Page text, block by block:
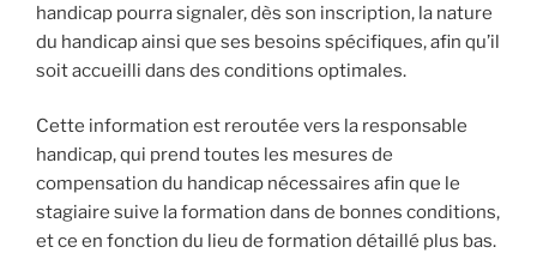
handicap pourra signaler, dès son inscription, la nature
du handicap ainsi que ses besoins spécifiques, afin qu’il
soit accueilli dans des conditions optimales.
Cette information est reroutée vers la responsable
handicap, qui prend toutes les mesures de
compensation du handicap nécessaires afin que le
stagiaire suive la formation dans de bonnes conditions,
et ce en fonction du lieu de formation détaillé plus bas.